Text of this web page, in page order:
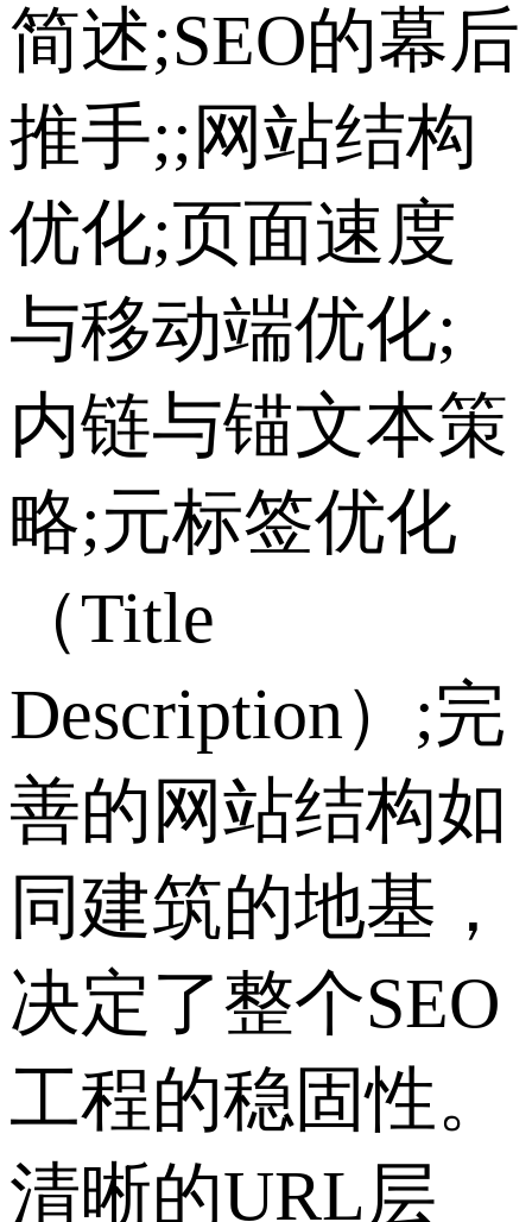
简述;SEO的幕后
推手;;网站结构
优化;页面速度
与移动端优化;
内链与锚文本策
略;元标签优化
（Title
Description）;完
善的网站结构如
同建筑的地基，
决定了整个SEO
工程的稳固性。
清晰的URL层